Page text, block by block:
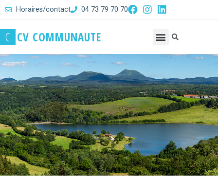
Horaires/contact 04 73 79 70 70
C CV COMMUNAUTE